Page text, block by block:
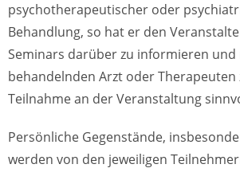
psychotherapeutischer oder
Behandlung, so hat er den
Seminars darüber zu informieren und
behandelnden Arzt oder Therapeuten
Teilnahme an der Veranstaltung
Persönliche Gegenstände,
werden von den jeweiligen